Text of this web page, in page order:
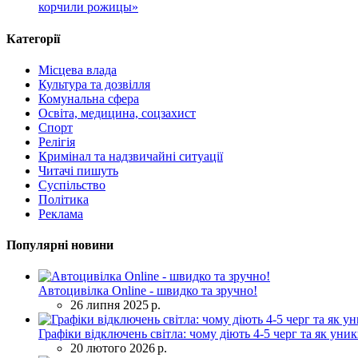
корчили рожицы»
Категорії
Місцева влада
Культура та дозвілля
Комунальна сфера
Освіта, медицина, соцзахист
Спорт
Релігія
Кримінал та надзвичайні ситуації
Читачі пишуть
Суспільство
Політика
Реклама
Популярні новини
Автоцивілка Online - швидко та зручно!
26 липня 2025 р.
Графіки відключень світла: чому діють 4-5 черг та як
20 лютого 2026 р.